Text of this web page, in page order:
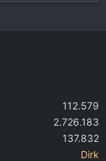
112.579
2.726.183
137.832
Dirk